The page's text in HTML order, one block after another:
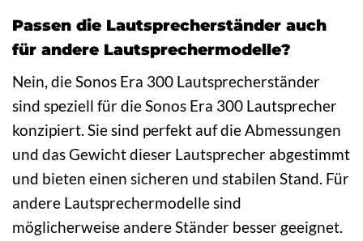
Passen die Lautsprecherständer auch
für andere Lautsprechermodelle?
Nein, die Sonos Era 300 Lautsprecherständer
sind speziell für die Sonos Era 300 Lautsprecher
konzipiert. Sie sind perfekt auf die Abmessungen
und das Gewicht dieser Lautsprecher abgestimmt
und bieten einen sicheren und stabilen Stand. Für
andere Lautsprechermodelle sind
möglicherweise andere Ständer besser geeignet.